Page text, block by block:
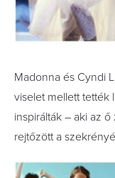
Madonna és Cyndi
viselet mellett tették
inspirálták – aki az
rejtőzött a